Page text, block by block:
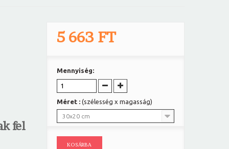
fel
5 663 FT
Mennyiség:
Méret : (szélesség x magasság)
30x20 cm
KOSÁRBA